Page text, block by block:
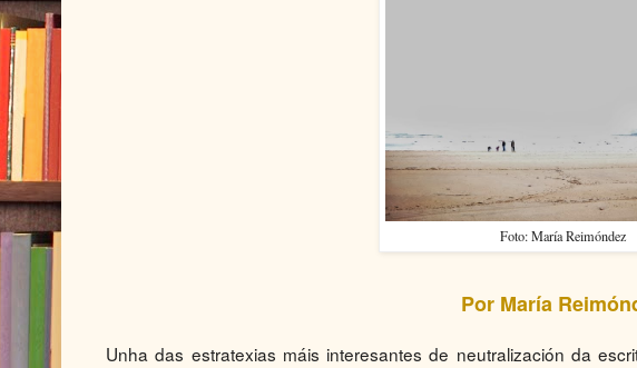
Foto: María Reimóndez
Por María
Unha das estratexias máis interesantes de neutralización da